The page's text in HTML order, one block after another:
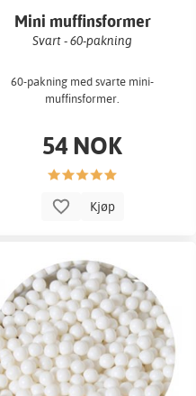
Mini muffinsformer
Svart - 60-pakning
60-pakning med svarte mini-
muffinsformer.
54 NOK
Kjøp